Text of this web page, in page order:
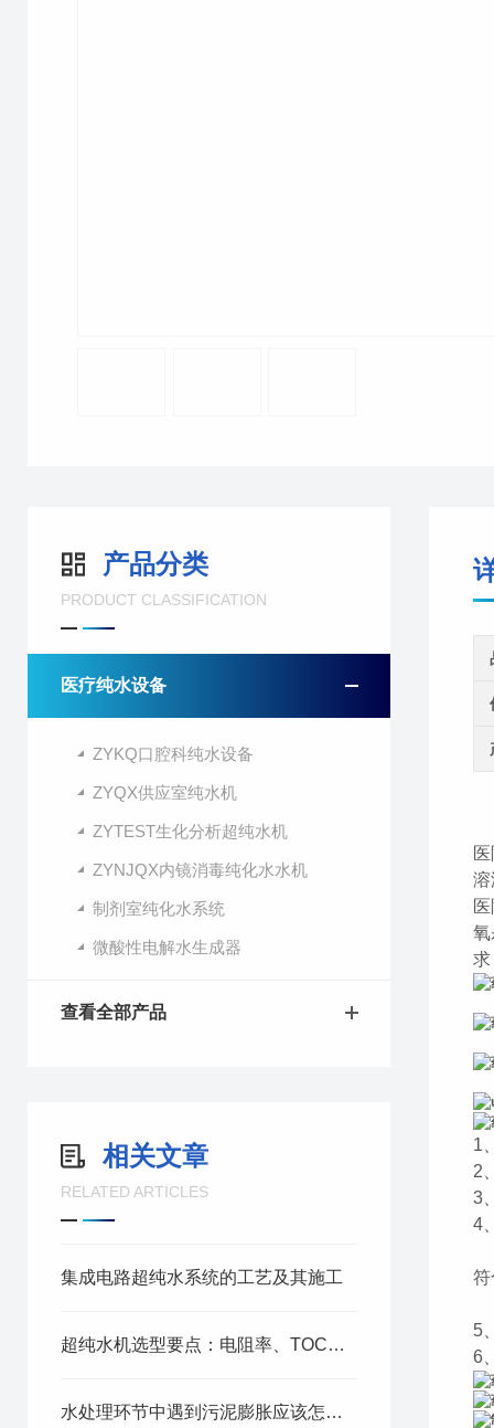
产品分类
PRODUCT CLASSIFICATION
医疗纯水设备
ZYKQ口腔科纯水设备
ZYQX供应室纯水机
ZYTEST生化分析超纯水机
ZYNJQX内镜消毒纯化水水机
制剂室纯化水系统
微酸性电解水生成器
查看全部产品
相关文章
RELATED ARTICLES
集成电路超纯水系统的工艺及其施工
超纯水机选型要点：电阻率、TOC指标与行业应用对比
水处理环节中遇到污泥膨胀应该怎么解决
求
1
2
3
4
符
5
6